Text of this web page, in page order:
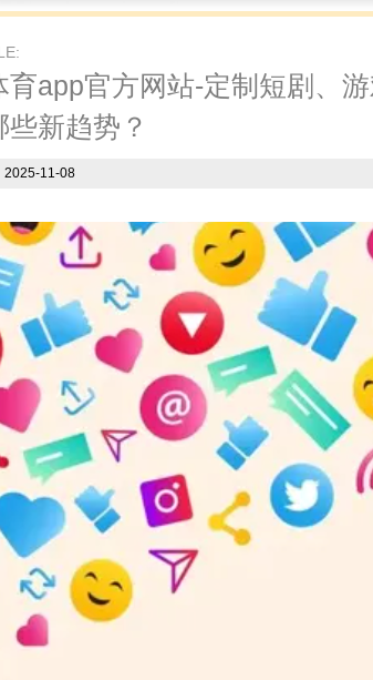
1 2
育app官方网站-定制短剧、
些新趋势？
2025-11-08